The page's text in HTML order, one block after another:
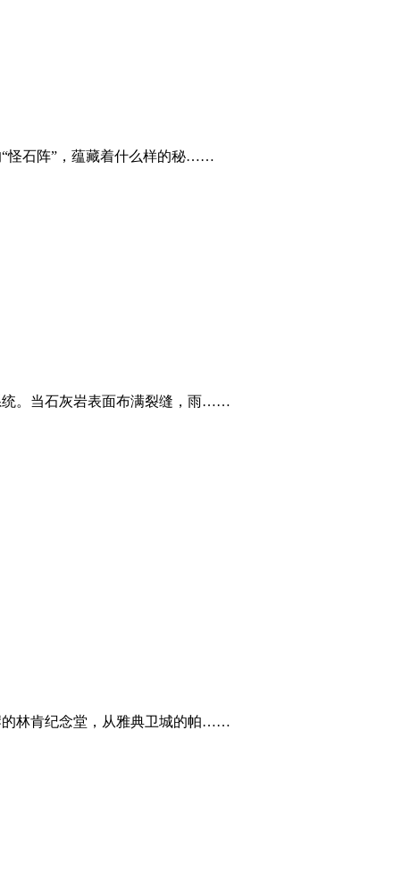
“怪石阵”，蕴藏着什么样的秘……
统。当石灰岩表面布满裂缝，雨……
的林肯纪念堂，从雅典卫城的帕……